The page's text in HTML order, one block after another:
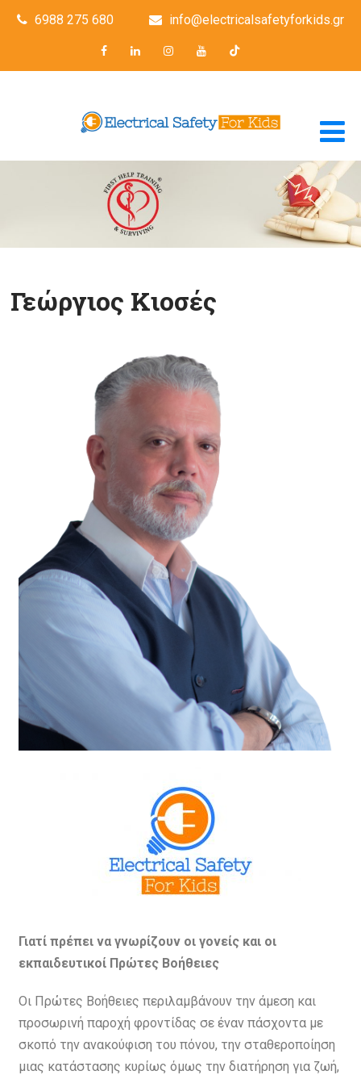
6988 275 680 info@electricalsafetyforkids.gr
Γεώργιος Κιοσές
Γιατί πρέπει να γνωρίζουν οι γονείς και οι
εκπαιδευτικοί Πρώτες Βοήθειες
Οι Πρώτες Βοήθειες περιλαμβάνουν την άμεση και
προσωρινή παροχή φροντίδας σε έναν πάσχοντα με
σκοπό την ανακούφιση του πόνου, την σταθεροποίηση
μιας κατάστασης κυρίως όμως την διατήρηση για ζωή,